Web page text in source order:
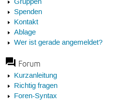
Gruppen
Spenden
Kontakt
Ablage
Wer ist gerade angemeldet?
Forum
Kurzanleitung
Richtig fragen
Foren-Syntax